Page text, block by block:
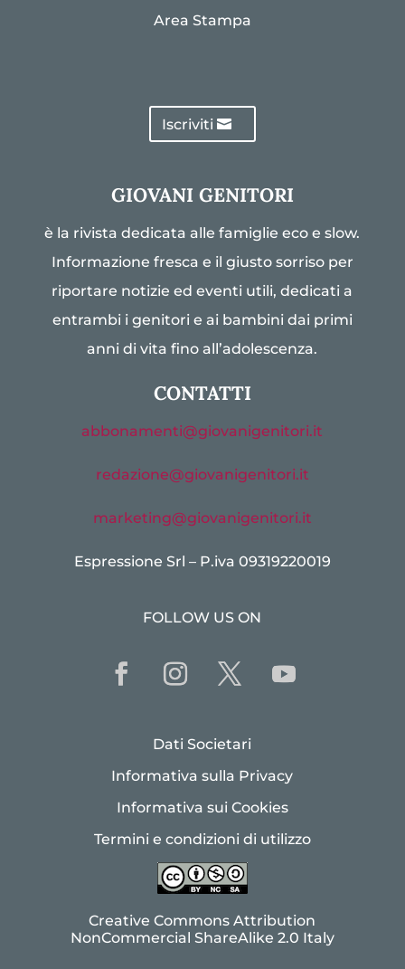
Area Stampa
Iscriviti
GIOVANI GENITORI
è la rivista dedicata alle famiglie eco e slow.
Informazione fresca e il giusto sorriso per
riportare notizie ed eventi utili, dedicati a
entrambi i genitori e ai bambini dai primi
anni di vita fino all’adolescenza.
CONTATTI
abbonamenti@giovanigenitori.it
redazione@giovanigenitori.it
marketing@giovanigenitori.it
Espressione Srl – P.iva 09319220019
FOLLOW US ON
Dati Societari
Informativa sulla Privacy
Informativa sui Cookies
Termini e condizioni di utilizzo
Creative Commons Attribution
NonCommercial ShareAlike 2.0 Italy